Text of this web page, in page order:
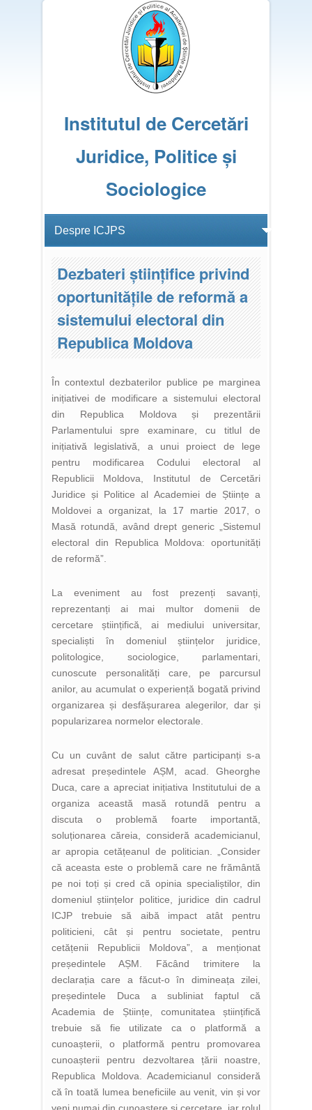
Institutul de Cercetări
Juridice, Politice și
Sociologice
Dezbateri științifice privind
oportunitățile de reformă a
sistemului electoral din
Republica Moldova
În contextul dezbaterilor publice pe marginea
inițiativei de modificare a sistemului electoral
din Republica Moldova și prezentării
Parlamentului spre examinare, cu titlul de
inițiativă legislativă, a unui proiect de lege
pentru modificarea Codului electoral al
Republicii Moldova, Institutul de Cercetări
Juridice și Politice al Academiei de Științe a
Moldovei a organizat, la 17 martie 2017, o
Masă rotundă, având drept generic „Sistemul
electoral din Republica Moldova: oportunități
de reformă”.
La eveniment au fost prezenți savanți,
reprezentanți ai mai multor domenii de
cercetare științifică, ai mediului universitar,
specialiști în domeniul științelor juridice,
politologice, sociologice, parlamentari,
cunoscute personalități care, pe parcursul
anilor, au acumulat o experiență bogată privind
organizarea și desfășurarea alegerilor, dar și
popularizarea normelor electorale.
Cu un cuvânt de salut către participanți s-a
adresat președintele AȘM, acad. Gheorghe
Duca, care a apreciat inițiativa Institutului de a
organiza această masă rotundă pentru a
discuta o problemă foarte importantă,
soluționarea căreia, consideră academicianul,
ar apropia cetățeanul de politician. „Consider
că aceasta este o problemă care ne frământă
pe noi toți și cred că opinia specialiștilor, din
domeniul științelor politice, juridice din cadrul
ICJP trebuie să aibă impact atât pentru
politicieni, cât și pentru societate, pentru
cetățenii Republicii Moldova”, a menționat
președintele AȘM. Făcând trimitere la
declarația care a făcut-o în dimineața zilei,
președintele Duca a subliniat faptul că
Academia de Științe, comunitatea științifică
trebuie să fie utilizate ca o platformă a
cunoașterii, o platformă pentru promovarea
cunoașterii pentru dezvoltarea țării noastre,
Republica Moldova. Academicianul consideră
că în toată lumea beneficiile au venit, vin și vor